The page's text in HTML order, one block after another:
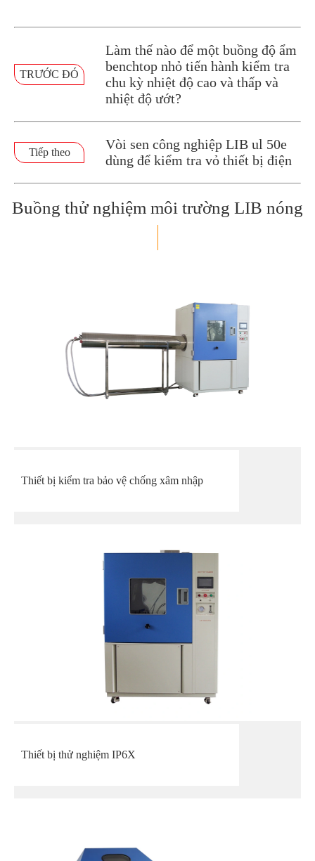
TRƯỚC ĐÓ
Làm thế nào để một buồng độ ẩm
benchtop nhỏ tiến hành kiểm tra
chu kỳ nhiệt độ cao và thấp và
nhiệt độ ướt?
Tiếp theo
Vòi sen công nghiệp LIB ul 50e
dùng để kiểm tra vỏ thiết bị điện
Buồng thử nghiệm môi trường LIB nóng
Thiết bị kiểm tra bảo vệ chống xâm nhập
Thiết bị thử nghiệm IP6X